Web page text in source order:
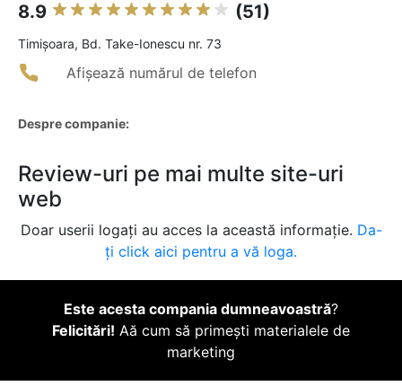
8.9 (51)
Timişoara, Bd. Take-Ionescu nr. 73
Afișează numărul de telefon
Despre companie:
Review-uri pe mai multe site-uri
web
Doar userii logați au acces la această informație. Da-
ți click aici pentru a vă loga.
Este acesta compania dumneavoastră?
Felicitări! Aă cum să primești materialele de
marketing